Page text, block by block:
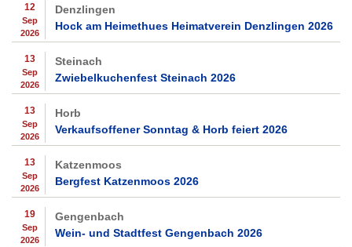
12
Sep
2026
Denzlingen
Hock am Heimethues Heimatverein Denzlingen 2026
13
Sep
2026
Steinach
Zwiebelkuchenfest Steinach 2026
13
Sep
2026
Horb
Verkaufsoffener Sonntag & Horb feiert 2026
13
Sep
2026
Katzenmoos
Bergfest Katzenmoos 2026
19
Sep
2026
Gengenbach
Wein- und Stadtfest Gengenbach 2026